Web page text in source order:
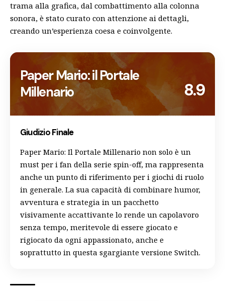
trama alla grafica, dal combattimento alla colonna
sonora, è stato curato con attenzione ai dettagli,
creando un’esperienza coesa e coinvolgente.
Paper Mario: il Portale
Millenario
8.9
Giudizio Finale
Paper Mario: Il Portale Millenario non solo è un
must per i fan della serie spin-off, ma rappresenta
anche un punto di riferimento per i giochi di ruolo
in generale. La sua capacità di combinare humor,
avventura e strategia in un pacchetto
visivamente accattivante lo rende un capolavoro
senza tempo, meritevole di essere giocato e
rigiocato da ogni appassionato, anche e
soprattutto in questa sgargiante versione Switch.